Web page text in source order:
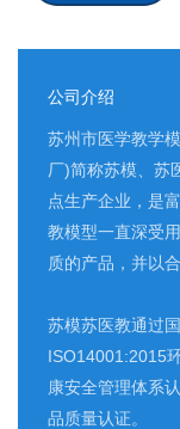
公司介绍
苏州市医学教学
厂)简称苏模、苏
点生产企业，是
教模型一直深受
质的产品，并以
苏模苏医教通过
ISO14001:2015
康安全管理体系
品质量认证。